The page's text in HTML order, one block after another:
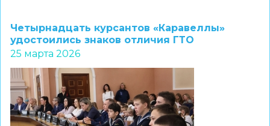
фестиваля
ГТО
подвели
в
Новосибирске
Четырнадцать курсантов «Каравеллы»
удостоились знаков отличия ГТО
25 марта 2026